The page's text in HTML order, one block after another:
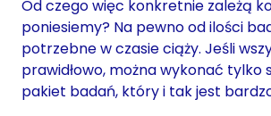
Od czego więc konkretnie zależą
poniesiemy? Na pewno od ilości
potrzebne w czasie ciąży. Jeśli
prawidłowo, można wykonać tylko
pakiet badań, który i tak jest